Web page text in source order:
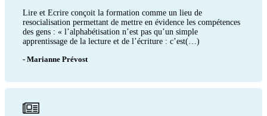
Lire et Ecrire conçoit la formation comme un lieu de
resocialisation permettant de mettre en évidence les compétences
des gens : « l’alphabétisation n’est pas qu’un simple
apprentissage de la lecture et de l’écriture : c’est(…)
- Marianne Prévost